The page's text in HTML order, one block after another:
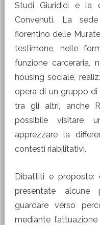
Studi Giuridici e la
Convenuti. La
fiorentino delle
testimone, nelle
funzione carceraria,
housing sociale,
opera di un gruppo
tra gli altri, anche
possibile visitare
apprezzare la
contesti riabilitativi.
Dibattiti e proposte:
presentate
guardare verso
mediante